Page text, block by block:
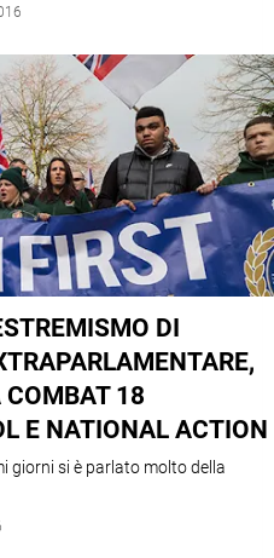
DI
COMBAT 18
E NATIONAL ACTION
giorni si è parlato molto della